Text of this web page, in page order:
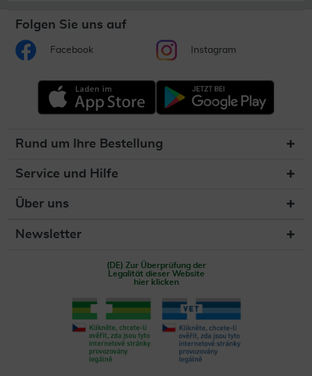
Folgen Sie uns auf
Facebook Instagram
Rund um Ihre Bestellung
Service und Hilfe
Über uns
Newsletter
(DE) Zur Überprüfung der
Legalität dieser Website
hier klicken